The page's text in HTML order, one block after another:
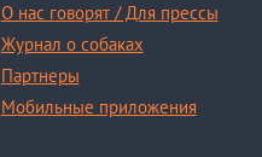
О нас говорят / Для прессы
Журнал о собаках
Партнеры
Мобильные приложения